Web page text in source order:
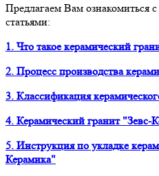
Предлагаем Вам ознакомиться
статьями:
1. Что такое керамический
2. Процесс производства
3. Классификация
4. Керамический гранит "Зевс-
5. Инструкция по укладке
Керамика"